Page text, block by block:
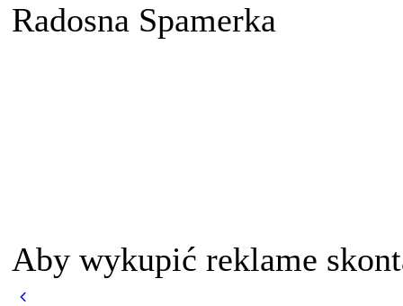
Radosna Spamerka
Aby wykupić reklame